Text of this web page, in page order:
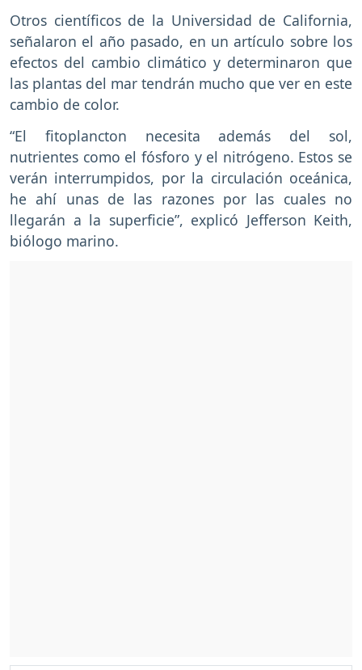
Otros científicos de la Universidad de California,
señalaron el año pasado, en un artículo sobre los
efectos del cambio climático y determinaron que
las plantas del mar tendrán mucho que ver en este
cambio de color.
“El fitoplancton necesita además del sol,
nutrientes como el fósforo y el nitrógeno. Estos se
verán interrumpidos, por la circulación oceánica,
he ahí unas de las razones por las cuales no
llegarán a la superficie”, explicó Jefferson Keith,
biólogo marino.